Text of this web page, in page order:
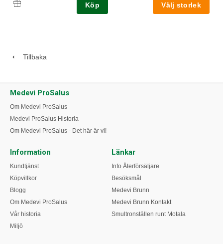
Köp
Tillbaka
Medevi ProSalus
Om Medevi ProSalus
Medevi ProSalus Historia
Om Medevi ProSalus - Det här är vi!
Information
Kundtjänst
Köpvillkor
Blogg
Om Medevi ProSalus
Vår historia
Miljö
Länkar
Info Återförsäljare
Besöksmål
Medevi Brunn
Medevi Brunn Kontakt
Smultronställen runt Motala